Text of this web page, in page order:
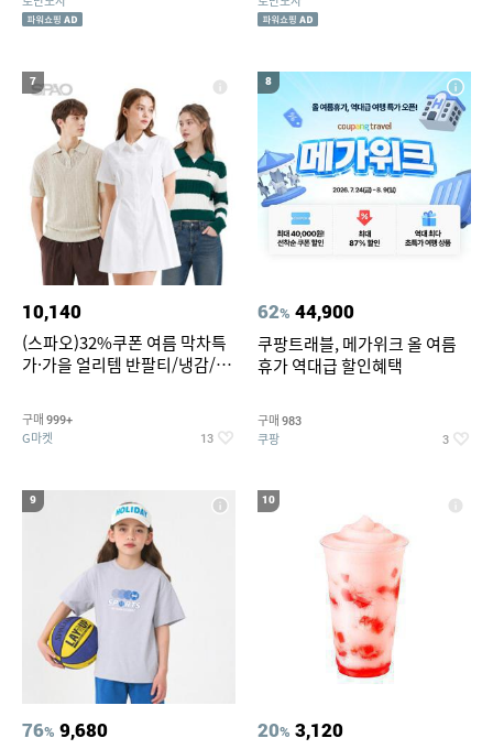
7
10,140
(스파오)32%쿠폰 여름 막차특
가·가을 얼리템 반팔티/냉감/반
건 외 ~74%OFF
구매 999+
G마켓 13
8
62% 44,900
쿠팡트래블, 메가위크 올 여름
휴가 역대급 할인혜택
구매 983
쿠팡 3
9
76% 9,680
10
20% 3,120